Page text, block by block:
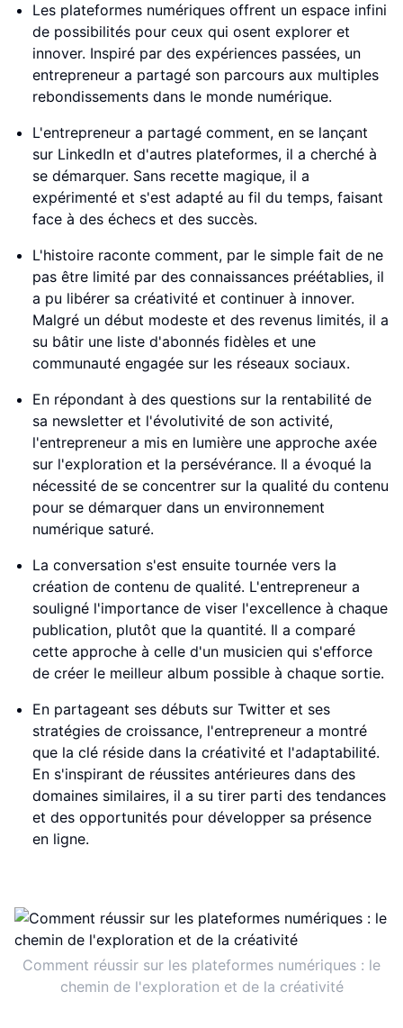
Les plateformes numériques offrent un espace infini
de possibilités pour ceux qui osent explorer et
innover. Inspiré par des expériences passées, un
entrepreneur a partagé son parcours aux multiples
rebondissements dans le monde numérique.
L'entrepreneur a partagé comment, en se lançant
sur LinkedIn et d'autres plateformes, il a cherché à
se démarquer. Sans recette magique, il a
expérimenté et s'est adapté au fil du temps, faisant
face à des échecs et des succès.
L'histoire raconte comment, par le simple fait de ne
pas être limité par des connaissances préétablies, il
a pu libérer sa créativité et continuer à innover.
Malgré un début modeste et des revenus limités, il a
su bâtir une liste d'abonnés fidèles et une
communauté engagée sur les réseaux sociaux.
En répondant à des questions sur la rentabilité de
sa newsletter et l'évolutivité de son activité,
l'entrepreneur a mis en lumière une approche axée
sur l'exploration et la persévérance. Il a évoqué la
nécessité de se concentrer sur la qualité du contenu
pour se démarquer dans un environnement
numérique saturé.
La conversation s'est ensuite tournée vers la
création de contenu de qualité. L'entrepreneur a
souligné l'importance de viser l'excellence à chaque
publication, plutôt que la quantité. Il a comparé
cette approche à celle d'un musicien qui s'efforce
de créer le meilleur album possible à chaque sortie.
En partageant ses débuts sur Twitter et ses
stratégies de croissance, l'entrepreneur a montré
que la clé réside dans la créativité et l'adaptabilité.
En s'inspirant de réussites antérieures dans des
domaines similaires, il a su tirer parti des tendances
et des opportunités pour développer sa présence
en ligne.
Comment réussir sur les plateformes numériques : le
chemin de l'exploration et de la créativité